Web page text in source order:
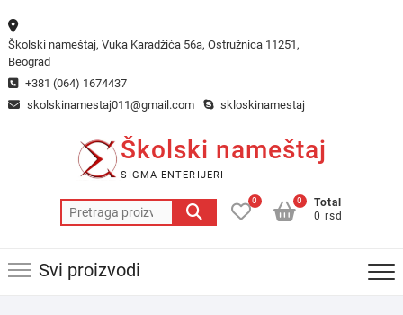
to
content
Školski nameštaj, Vuka Karadžića 56a, Ostružnica 11251,
Beograd
+381 (064) 1674437
skolskinamestaj011@gmail.com
skloskinamestaj
Školski nameštaj
SIGMA ENTERIJERI
Pretraga
za:
0
Total
0 rsd
0
Svi proizvodi